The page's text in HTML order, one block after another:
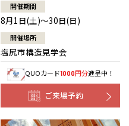
開催期間
8月1日(土)～30日(日)
開催場所
塩尻市構造見学会
QUOカード1000円分進呈中！
ご来場予約